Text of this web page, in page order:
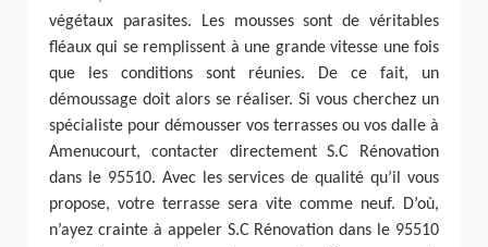
végétaux parasites. Les mousses sont de véritables
fléaux qui se remplissent à une grande vitesse une fois
que les conditions sont réunies. De ce fait, un
démoussage doit alors se réaliser. Si vous cherchez un
spécialiste pour démousser vos terrasses ou vos dalle à
Amenucourt, contacter directement S.C Rénovation
dans le 95510. Avec les services de qualité qu’il vous
propose, votre terrasse sera vite comme neuf. D’où,
n’ayez crainte à appeler S.C Rénovation dans le 95510